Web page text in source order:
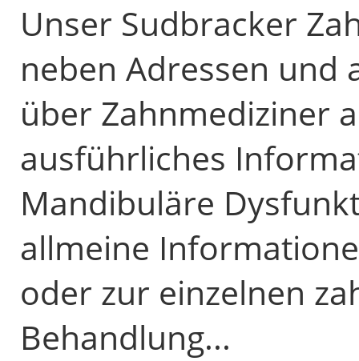
Unser Sudbracker
neben Adressen
über Zahnmediziner
ausführliches
Mandibuläre
allmeine
oder zur einzelnen
Behandlung...